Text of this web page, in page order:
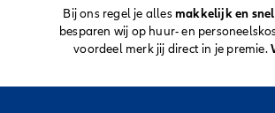
Bij ons regel je allesmakkelijk en
besparen wij op huur- en
voordeel merk jij direct in je premie.